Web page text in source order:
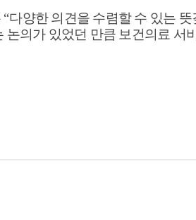
“다양한 의견을 수렴할 수 있는 뜻
논의가 있었던 만큼 보건의료 서